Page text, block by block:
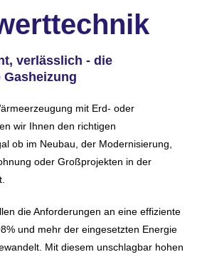
verlässlich - die
mit Erd- oder
wir Ihnen den richtigen
ob im Neubau, der Modernisierung,
oder Großprojekten in der
die Anforderungen an eine effiziente
und mehr der eingesetzten Energie
Mit diesem unschlagbar hohen